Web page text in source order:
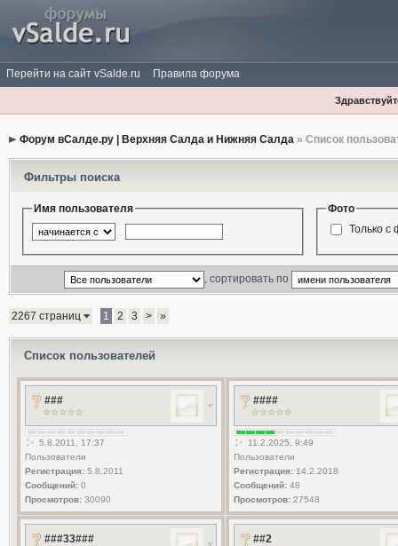
Перейти на сайт vSalde.ru Правила форума
Форум вСалде.ру | Верхняя Салда и Нижняя Салда» Список
Фильтры поиска
Имя пользователя
Фото
Только с
, сортировать по
2267 страниц 1 2 3 > »
Список пользователей
###
5.8.2011, 17:37
Пользователи
Регистрация:5.8.2011
Сообщений:0
Просмотров:30090
####
11.2.2025, 9:49
Пользователи
Регистрация:14.2.2018
Сообщений:48
Просмотров:27548
###33### ##2